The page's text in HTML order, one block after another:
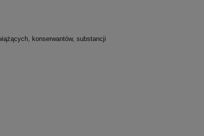
konserwantów, substancji